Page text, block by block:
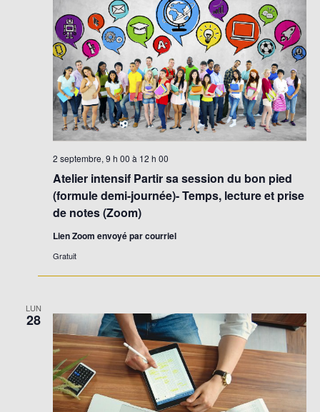
Atelier intensif Partir sa session du bon pied
(formule demi-journée)- Temps, lecture et prise
de notes (Zoom)
2 septembre, 9 h 00 à 12 h 00
Lien Zoom envoyé par courriel
Gratuit
LUN
28